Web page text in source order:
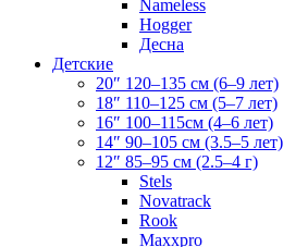
Nameless
Hogger
Десна
Детские
20″ 120–135 см (6–9 лет)
18″ 110–125 см (5–7 лет)
16″ 100–115см (4–6 лет)
14″ 90–105 см (3.5–5 лет)
12″ 85–95 см (2.5–4 г)
Stels
Novatrack
Rook
Maxxpro